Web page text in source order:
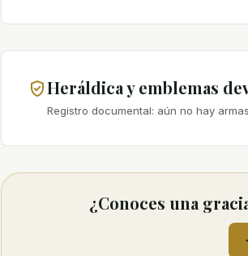
Heráldica y emblemas
Registro documental: aún no hay
¿Conoces una